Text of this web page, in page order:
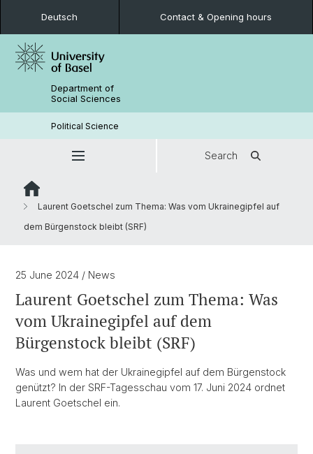
Deutsch Contact & Opening hours
Department of
Social Sciences
Political Science
Search
Laurent Goetschel zum Thema: Was vom Ukrainegipfel auf
dem Bürgenstock bleibt (SRF)
25 June 2024 / News
Laurent Goetschel zum Thema: Was
vom Ukrainegipfel auf dem
Bürgenstock bleibt (SRF)
Was und wem hat der Ukrainegipfel auf dem Bürgenstock
genützt? In der SRF-Tagesschau vom 17. Juni 2024 ordnet
Laurent Goetschel ein.